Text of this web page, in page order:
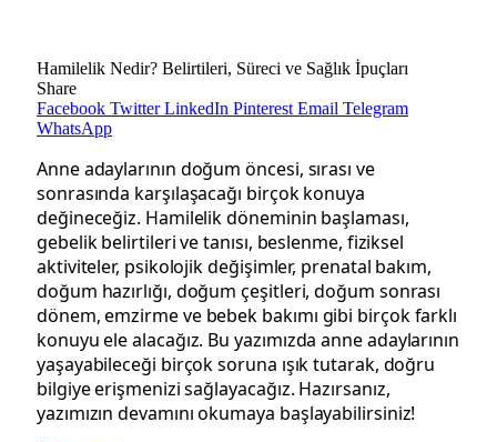
Hamilelik Nedir? Belirtileri, Süreci ve Sağlık İpuçları
Share
Facebook Twitter LinkedIn Pinterest Email Telegram
WhatsApp
Anne adaylarının doğum öncesi, sırası ve
sonrasında karşılaşacağı birçok konuya
değineceğiz. Hamilelik döneminin başlaması,
gebelik belirtileri ve tanısı, beslenme, fiziksel
aktiviteler, psikolojik değişimler, prenatal bakım,
doğum hazırlığı, doğum çeşitleri, doğum sonrası
dönem, emzirme ve bebek bakımı gibi birçok farklı
konuyu ele alacağız. Bu yazımızda anne adaylarının
yaşayabileceği birçok soruna ışık tutarak, doğru
bilgiye erişmenizi sağlayacağız. Hazırsanız,
yazımızın devamını okumaya başlayabilirsiniz!